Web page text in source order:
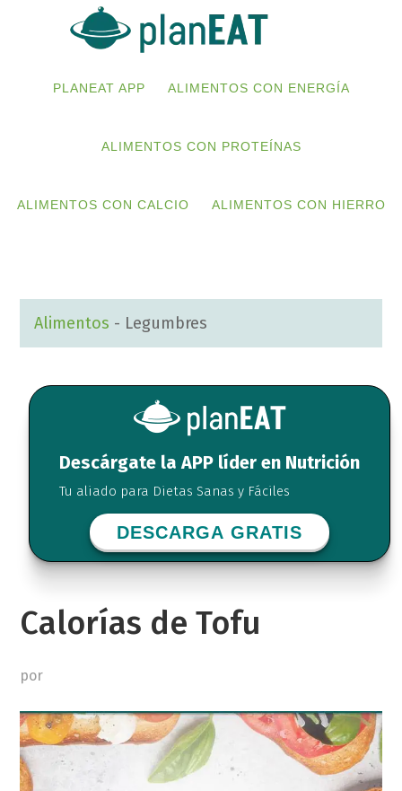
navigationPLANEAT APP ALIMENTOS CON ENERGÍA
ALIMENTOS CON PROTEÍNAS
ALIMENTOS CON CALCIO ALIMENTOS CON HIERRO
Alimentos - Legumbres
Descárgate la APP líder en Nutrición
Tu aliado para Dietas Sanas y Fáciles
DESCARGA GRATIS
Calorías de Tofu
por